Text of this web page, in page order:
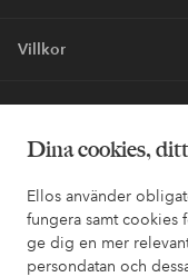
Dina cookies,
Ellos använder
fungera samt cookies
ge dig en mer
persondatan och
Villkor
Vänner
Säkra